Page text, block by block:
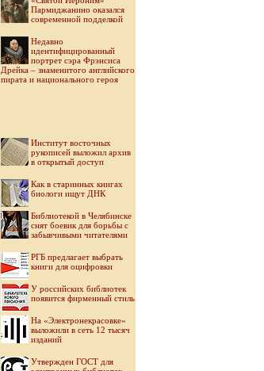
Пармиджанино оказался
современной подделкой
Недавно
идентифицированный
портрет сэра Фрэнсиса
Дрейка – знаменитого английского
пирата и национального героя
Институт восточных
рукописей выложил архив
в открытый доступ
Как в старинных книгах
биологи ищут ДНК
Библиотекой в Челябинске
снят боевик для борьбы с
забывчивыми читателями
РГБ предлагает выбрать
книги для оцифровки
У российских библиотек
появится фирменный стиль
На «Электронекрасовке»
выложили в сеть 12 тысяч
изданий
Утвержден ГОСТ для